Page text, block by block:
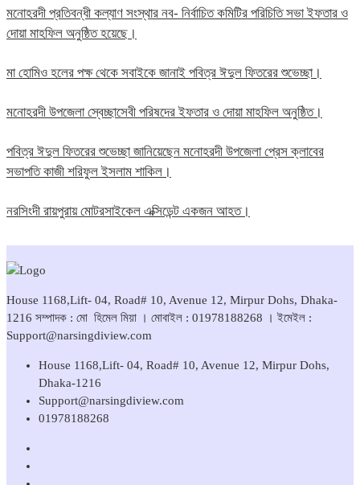
মনোহরদী প্রতিবন্ধী কল্যাণ সংস্থার নব- নির্বাচিত কমিটির পরিচিতি সভা ইফতার ও
দোয়া মাহফিল অনুষ্ঠিত হয়েছে।
মা হোমিও হলের পক্ষ থেকে সবাইকে জানাই পবিত্র ঈদুল ফিতরের শুভেচ্ছা।
মনোহরদী উপজেলা স্বেচ্ছাসেবী পরিষদের ইফতার ও দোয়া মাহফিল অনুষ্ঠিত।
পবিত্র ঈদুল ফিতরের শুভেচ্ছা জানিয়েছেন মনোহরদী উপজেলা প্রেস ক্লাবের
সভাপতি কাজী শরিফুল ইসলাম শাকিল।
নরসিংদী রায়পুরায় মোটরসাইকেল এক্সিডেন্ট একজন আহত।
House 1168,Lift- 04, Road# 10, Avenue 12, Mirpur Dohs, Dhaka-
1216 সম্পাদক : মো হিমেল মিয়া । মোবাইল : 01978188268 । ইমেইল :
Support@narsingdiview.com
House 1168,Lift- 04, Road# 10, Avenue 12, Mirpur Dohs,
Dhaka-1216
Support@narsingdiview.com
01978188268